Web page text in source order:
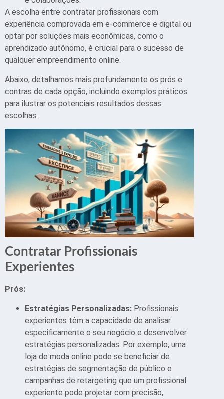
A escolha entre contratar profissionais com
experiência comprovada em e-commerce e digital ou
optar por soluções mais econômicas, como o
aprendizado autônomo, é crucial para o sucesso de
qualquer empreendimento online.
Abaixo, detalhamos mais profundamente os prós e
contras de cada opção, incluindo exemplos práticos
para ilustrar os potenciais resultados dessas
escolhas.
Contratar Profissionais
Experientes
Prós:
Estratégias Personalizadas: Profissionais
experientes têm a capacidade de analisar
especificamente o seu negócio e desenvolver
estratégias personalizadas. Por exemplo, uma
loja de moda online pode se beneficiar de
estratégias de segmentação de público e
campanhas de retargeting que um profissional
experiente pode projetar com precisão,